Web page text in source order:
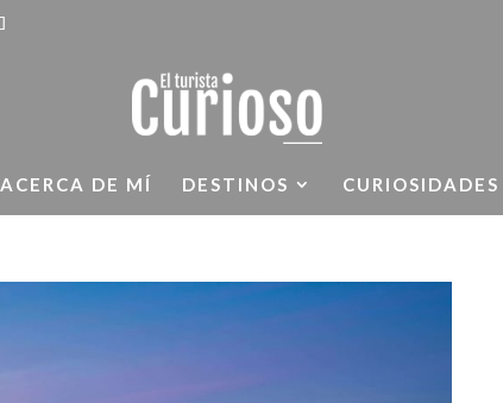
ACERCA DE MÍ DESTINOS CURIOSIDADES